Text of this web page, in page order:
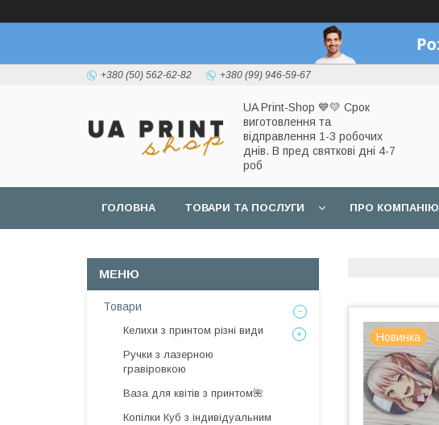
+380 (50) 562-62-82 +380 (99) 946-59-67
UA Print-Shop ​💙💛 Срок
виготовлення та
відправлення 1-3 робочих
днів. В пред святкові дні 4-7
роб
ГОЛОВНА ТОВАРИ ТА ПОСЛУГИ ПРО КОМПАНІЮ
Новинка
Товари
Келихи з принтом різні види
Ручки з лазерною
гравіровкою
Ваза для квітів з принтом🌺
Копілки Куб з індивідуальним